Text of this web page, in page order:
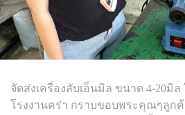
จัดส่งเครื่องลับเอ็นมิล ขนาด 4-20มิ
โรงงานคร่า กราบขอบพระคุณๆลูกค้